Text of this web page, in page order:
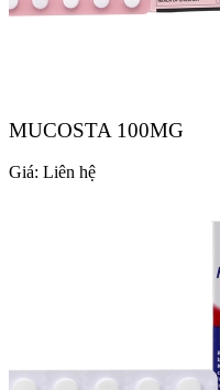
MUCOSTA 100MG
Giá: Liên hệ